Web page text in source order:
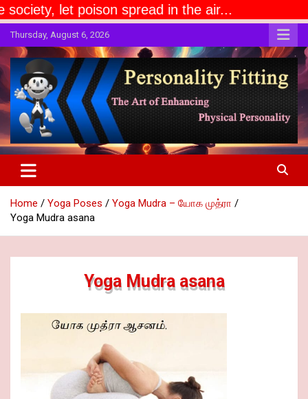
spread in the air...
Skip
to
content
Thursday, August 6, 2026
Personality Fitting
The Art of Enhancing Physical Personality
Home Yoga Poses
Yoga Mudra – யோக முத்ரா
Yoga Mudra asana
Yoga Mudra asana